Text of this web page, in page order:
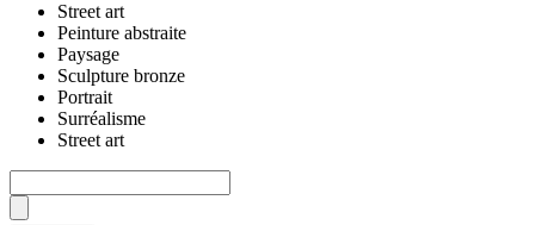
Street art
Peinture abstraite
Paysage
Sculpture bronze
Portrait
Surréalisme
Street art